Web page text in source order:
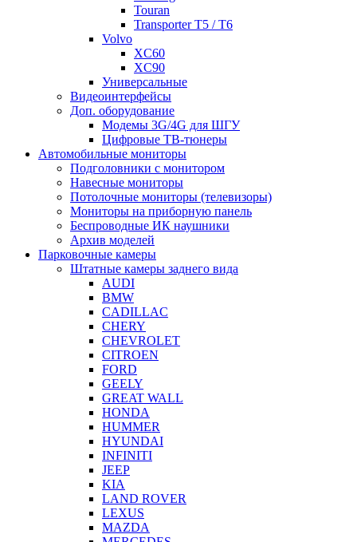
Touran
Transporter T5 / T6
Volvo
XC60
XC90
Универсальные
Видеоинтерфейсы
Доп. оборудование
Модемы 3G/4G для ШГУ
Цифровые ТВ-тюнеры
Автомобильные мониторы
Подголовники с монитором
Навесные мониторы
Потолочные мониторы (телевизоры)
Мониторы на приборную панель
Беспроводные ИК наушники
Архив моделей
Парковочные камеры
Штатные камеры заднего вида
AUDI
BMW
CADILLAC
CHERY
CHEVROLET
CITROEN
FORD
GEELY
GREAT WALL
HONDA
HUMMER
HYUNDAI
INFINITI
JEEP
KIA
LAND ROVER
LEXUS
MAZDA